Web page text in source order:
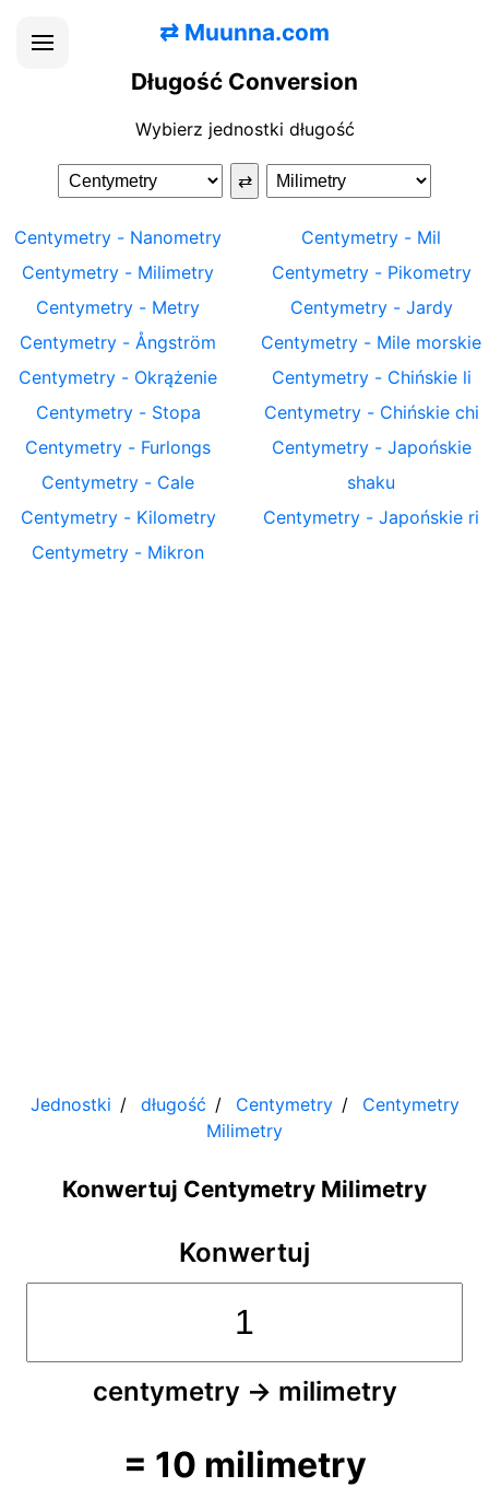
⇄ Muunna.com
Długość Conversion
Wybierz jednostki długość
⇄
Centymetry - Nanometry
Centymetry - Milimetry
Centymetry - Metry
Centymetry - Ångström
Centymetry - Okrążenie
Centymetry- Stopa
Centymetry - Furlongs
Centymetry - Cale
Centymetry- Kilometry
Centymetry - Mikron
Centymetry - Mil
Centymetry- Pikometry
Centymetry- Jardy
Centymetry - Mile morskie
Centymetry- Chińskie li
Centymetry- Chińskie chi
Centymetry- Japońskie
shaku
Centymetry - Japońskie ri
Jednostki długość Centymetry
Centymetry
Milimetry
Konwertuj Centymetry Milimetry
Konwertuj
centymetry → milimetry
= 10 milimetry